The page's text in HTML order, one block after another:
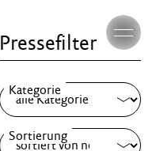
Pressefilter